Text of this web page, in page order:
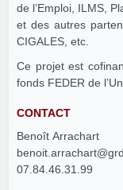
de l’Emploi, ILMS,
et des autres
CIGALES, etc.
Ce projet est
fonds FEDER de
CONTACT
Benoît Arrachart
07.84.46.31.99